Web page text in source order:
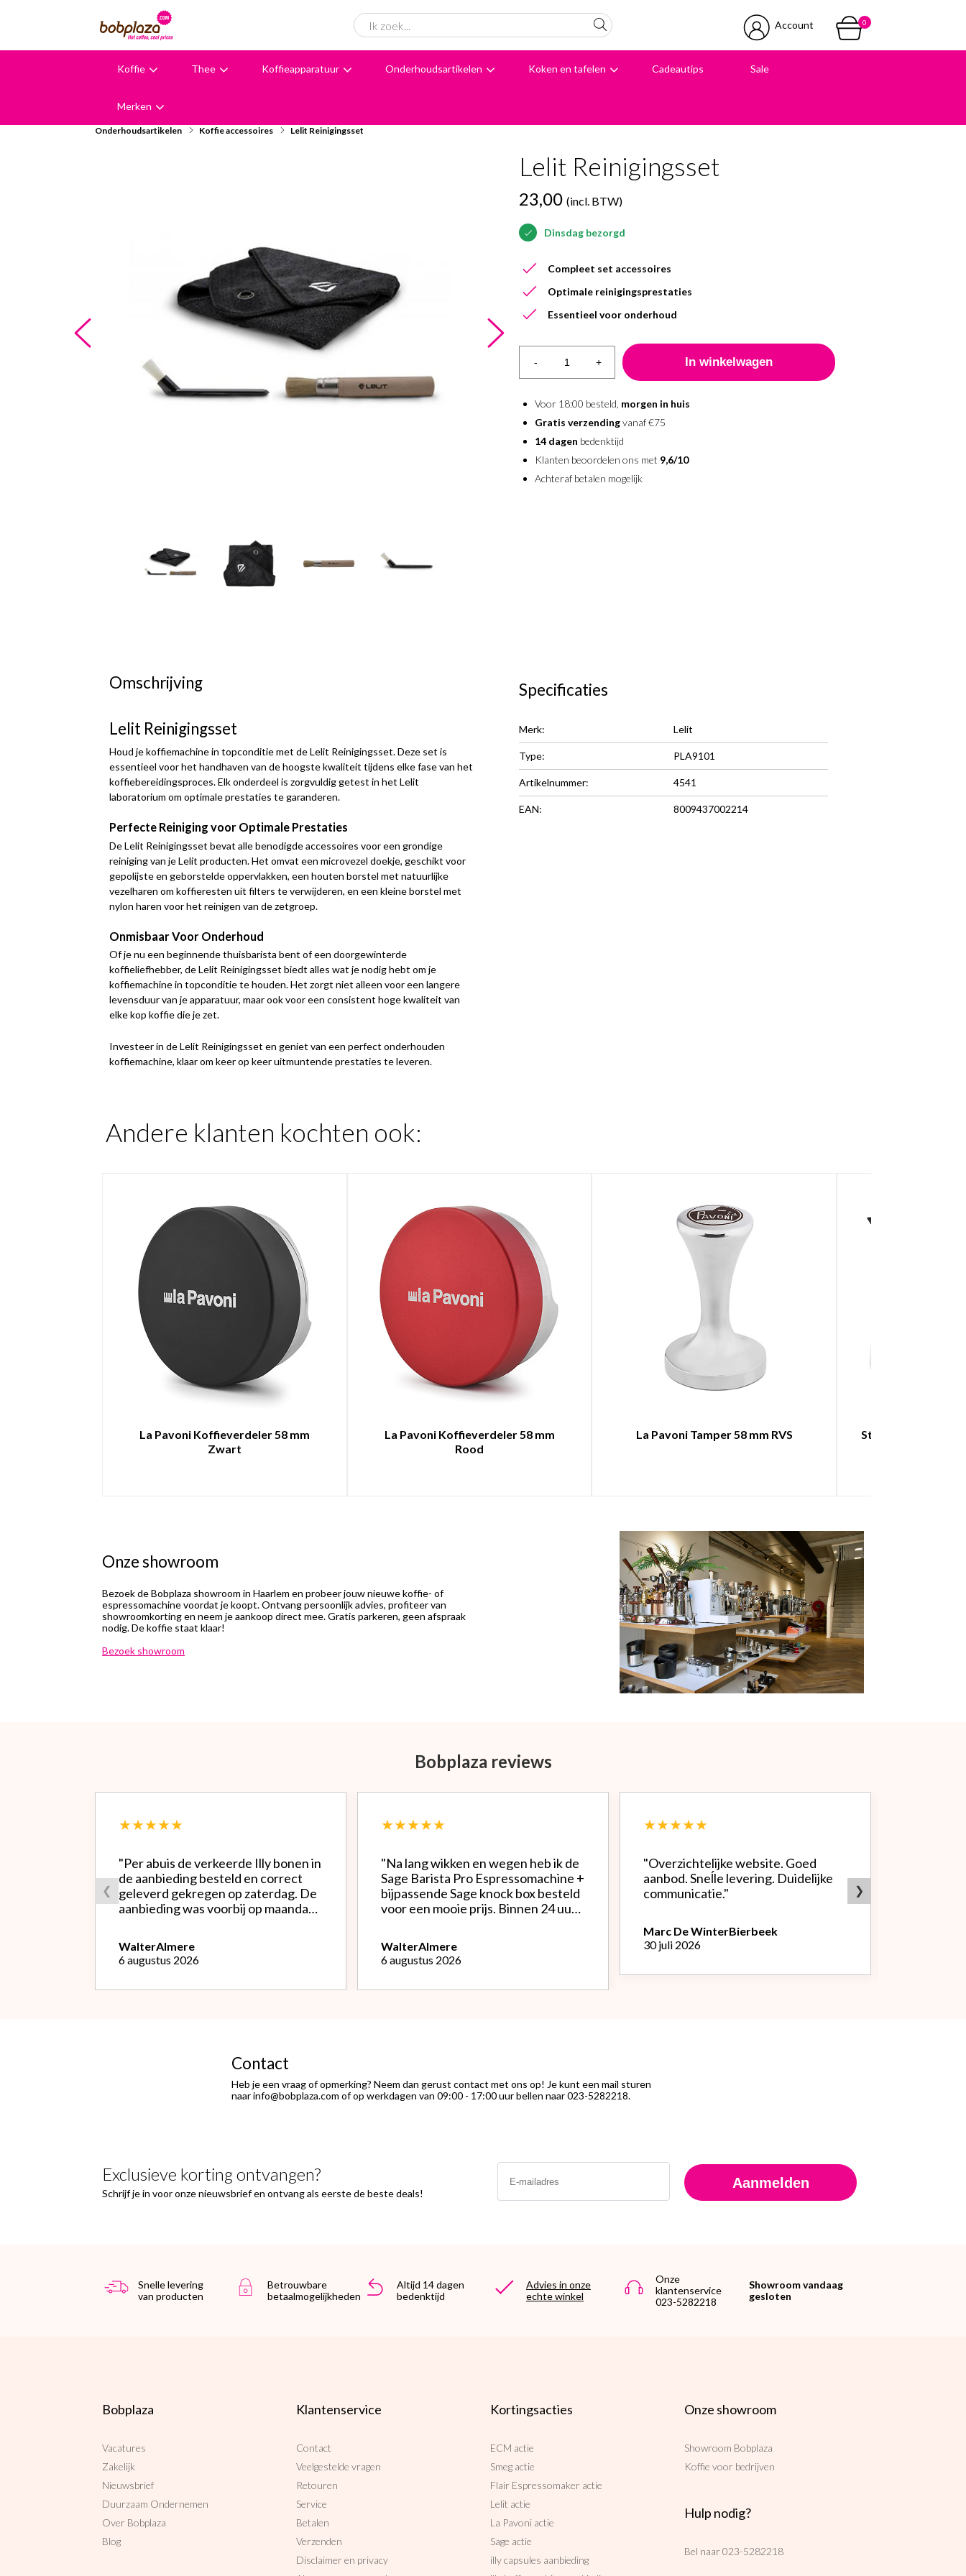
Account 0
Koffie Thee Koffieapparatuur Onderhoudsartikelen Koken en tafelen Cadeautips Sale
Merken
Onderhoudsartikelen Koffie accessoires Lelit Reinigingsset
Lelit Reinigingsset
23,00 (incl. BTW)
Dinsdag bezorgd
Compleet set accessoires
Optimale reinigingsprestaties
Essentieel voor onderhoud
- +
Voor 18:00 besteld, morgen in huis
Gratis verzendingvanaf €75
14 dagen bedenktijd
Klanten beoordelen ons met 9,6/10
Achteraf betalen mogelijk
Omschrijving
Lelit Reinigingsset
Houd je koffiemachine in topconditie met de Lelit Reinigingsset. Deze set is
essentieel voor het handhaven van de hoogste kwaliteit tijdens elke fase van het
koffiebereidingsproces. Elk onderdeel is zorgvuldig getest in het Lelit
laboratorium om optimale prestaties te garanderen.
Perfecte Reiniging voor Optimale Prestaties
De Lelit Reinigingsset bevat alle benodigde accessoires voor een grondige
reiniging van je Lelit producten. Het omvat een microvezel doekje, geschikt voor
gepolijste en geborstelde oppervlakken, een houten borstel met natuurlijke
vezelharen om koffieresten uit filters te verwijderen, en een kleine borstel met
nylon haren voor het reinigen van de zetgroep.
Onmisbaar Voor Onderhoud
Of je nu een beginnende thuisbarista bent of een doorgewinterde
koffieliefhebber, de Lelit Reinigingsset biedt alles wat je nodig hebt om je
koffiemachine in topconditie te houden. Het zorgt niet alleen voor een langere
levensduur van je apparatuur, maar ook voor een consistent hoge kwaliteit van
elke kop koffie die je zet.
Investeer in de Lelit Reinigingsset en geniet van een perfect onderhouden
koffiemachine, klaar om keer op keer uitmuntende prestaties te leveren.
Specificaties
Merk: Lelit
Type: PLA9101
Artikelnummer: 4541
EAN: 8009437002214
Andere klanten kochten ook:
La Pavoni Koffieverdeler 58 mm
Zwart
La Pavoni Koffieverdeler 58 mm
Rood
La Pavoni Tamper 58 mm RVS
Stelton Nohr
Onze showroom
Bezoek de Bobplaza showroom in Haarlem en probeer jouw nieuwe koffie- of
espressomachine voordat je koopt. Ontvang persoonlijk advies, profiteer van
showroomkorting en neem je aankoop direct mee. Gratis parkeren, geen afspraak
nodig. De koffie staat klaar!
Bezoek showroom
Bobplaza reviews
❮
★★★★★
"Per abuis de verkeerde Illy bonen in
de aanbieding besteld en correct
geleverd gekregen op zaterdag. De
aanbieding was voorbij op maandag
opnieuw kon doen met de goede
soort. Telefonisch gevraagd of ze
geruild konden worden voor de
logisch) de betaling terug
WalterAlmere
6 augustus 2026
★★★★★
"Na lang wikken en wegen heb ik de
Sage Barista Pro Espressomachine +
bijpassende Sage knock box besteld
voor een mooie prijs. Binnen 24 uur
Het is een mooie machine, Na
instellen bonenmolen heb ik van de
eerste kopjes uitstekende espresso
WalterAlmere
6 augustus 2026
★★★★★
"Overzichtelijke website. Goed
aanbod. Sneĺle levering. Duidelijke
communicatie."
Marc De WinterBierbeek
30 juli 2026
❯
Contact
Heb je een vraag of opmerking? Neem dan gerust contact met ons op! Je kunt een mail sturen
naar info@bobplaza.com of op werkdagen van 09:00 - 17:00 uur bellen naar 023-5282218.
Exclusieve korting ontvangen?
Schrijf je in voor onze nieuwsbrief en ontvang als eerste de beste deals!
Email
Aanmelden
Snelle levering
van producten
Betrouwbare
betaalmogelijkheden
Altijd 14 dagen
bedenktijd
Advies in onze
echte winkel
Onze
klantenservice
023-5282218
Showroom vandaag
gesloten
Bobplaza
Vacatures
Zakelijk
Nieuwsbrief
Duurzaam Ondernemen
Over Bobplaza
Blog
Klantenservice
Contact
Veelgestelde vragen
Retouren
Service
Betalen
Verzenden
Disclaimer en privacy
Kortingsacties
ECM actie
Smeg actie
Flair Espressomaker actie
Lelit actie
La Pavoni actie
Sage actie
illy capsules aanbieding
Onze showroom
Showroom Bobplaza
Koffie voor bedrijven
Hulp nodig?
Bel naar 023-5282218